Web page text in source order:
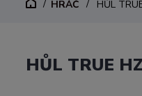
HRÁČ HŮL
HŮL TRUE